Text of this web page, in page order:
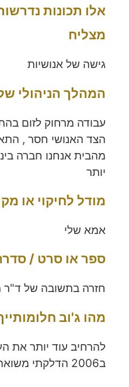
אלו תכונות
מצליח
גישה של אנושיות
המהלך הניהולי
עבודה מרחוק לזום
הצד האנושי חסר ,
מהבית אנחנו חברה
יותר
מודל לחיקוי או
אמא שלי
ספר או סרט /
חזרה בתשובה של ד"ר
מהו ג'וב
להרחיב עוד יותר את
ב2006 הדלקתי משואה עבור הפעילות זו